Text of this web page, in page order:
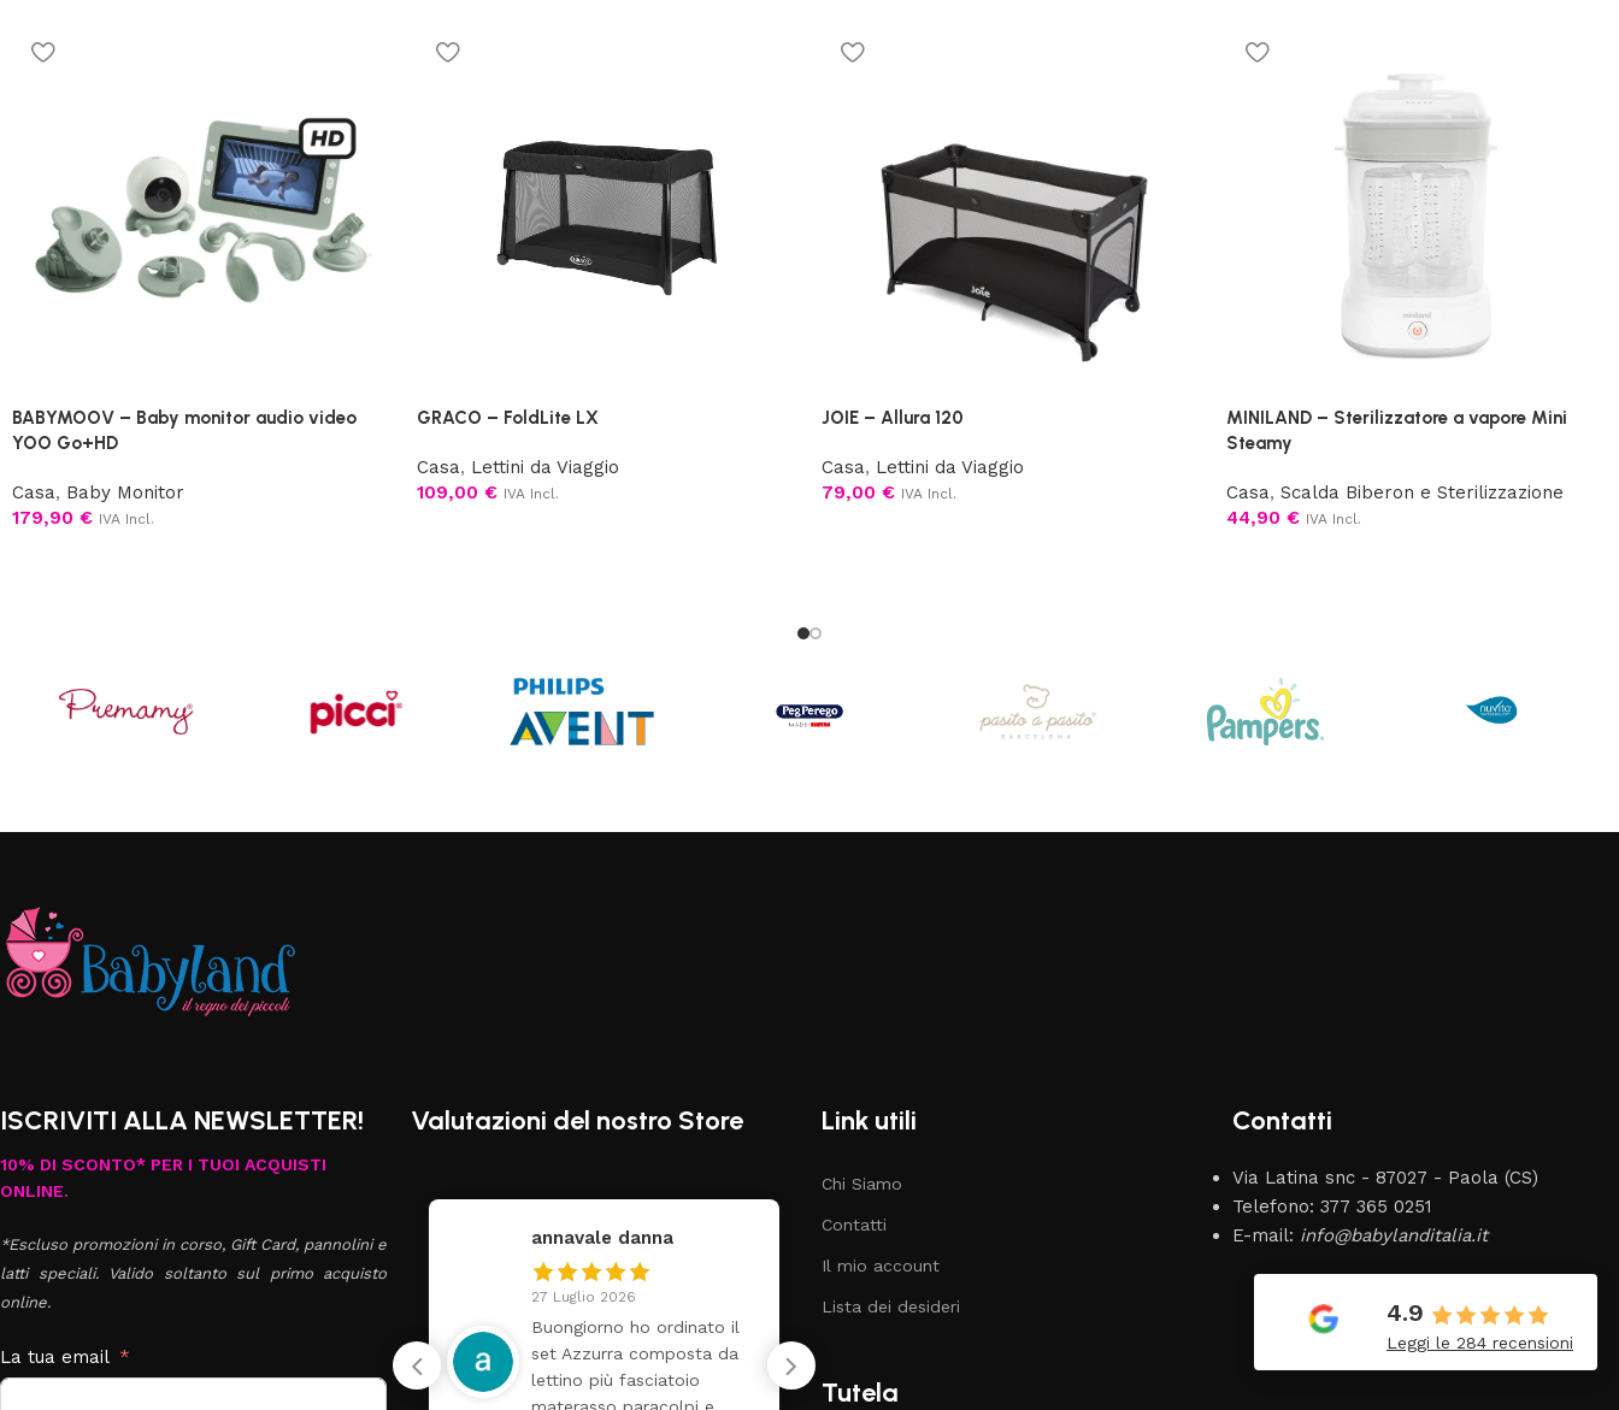
BABYMOOV – Baby monitor audio video
YOO Go+HD
Casa, Baby Monitor
179,90 € IVA Incl.
GRACO – FoldLite LX
Casa, Lettini da Viaggio
109,00 € IVA Incl.
JOIE – Allura 120
Casa, Lettini da Viaggio
79,00 € IVA Incl.
MINILAND – Sterilizzatore a vapore Mini
Steamy
Casa, Scalda Biberon e Sterilizzazione
44,90 € IVA Incl.
ISCRIVITI ALLA NEWSLETTER!
10% DI SCONTO* PER I TUOI ACQUISTI
ONLINE.
*Escluso promozioni in corso, Gift Card, pannolini e
latti speciali. Valido soltanto sul primo acquisto
online.
La tua email
Valutazioni del nostro Store
annavale danna
set Azzurra composta da
lettino più fasciatoio
federica
24 Luglio 2026
Tutti perfetto! Ho ordinato
un lettino che é arrivato
ben imballato dopo pochi
Vincenzo
Tutto perfetto. Ottimo
venditore
Link utili
Chi Siamo
Contatti
Il mio account
Lista dei desideri
Tutela
Contatti
Via Latina snc - 87027 - Paola (CS)
Telefono: 377 365 0251
E-mail: info@babylanditalia.it
4.9
Leggi le 284 recensioni